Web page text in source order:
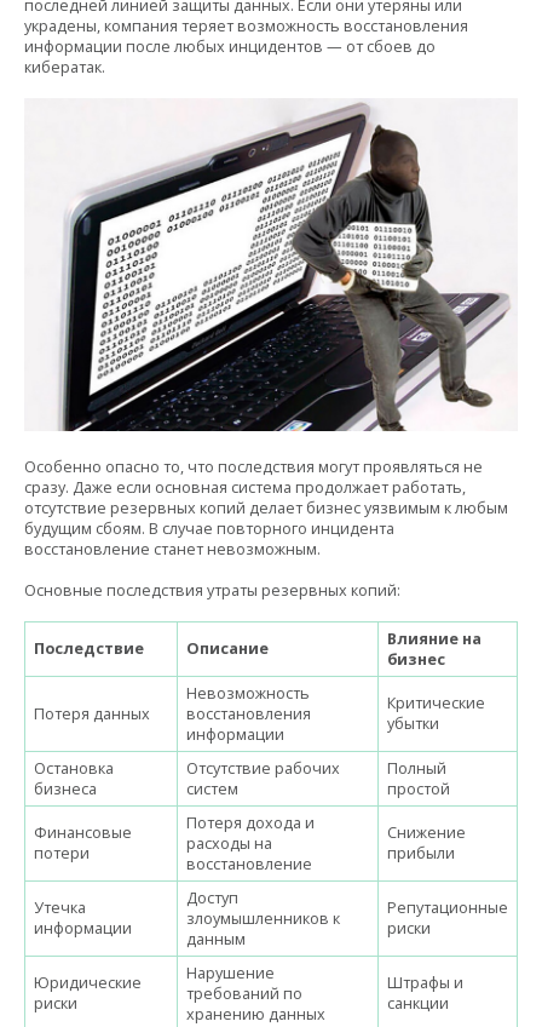
последней линией защиты данных. Если они утеряны или
украдены, компания теряет возможность восстановления
информации после любых инцидентов — от сбоев до
кибератак.
Особенно опасно то, что последствия могут проявляться не
сразу. Даже если основная система продолжает работать,
отсутствие резервных копий делает бизнес уязвимым к любым
будущим сбоям. В случае повторного инцидента
восстановление станет невозможным.
Основные последствия утраты резервных копий:
Последствие Описание
Влияние на
бизнес
Потеря данных
Невозможность
восстановления
информации
Критические
убытки
Остановка
бизнеса
Отсутствие рабочих
систем
Полный
простой
Финансовые
потери
Потеря дохода и
расходы на
восстановление
Снижение
прибыли
Утечка
информации
Доступ
злоумышленников к
данным
Репутационные
риски
Юридические
риски
Нарушение
требований по
хранению данных
Штрафы и
санкции